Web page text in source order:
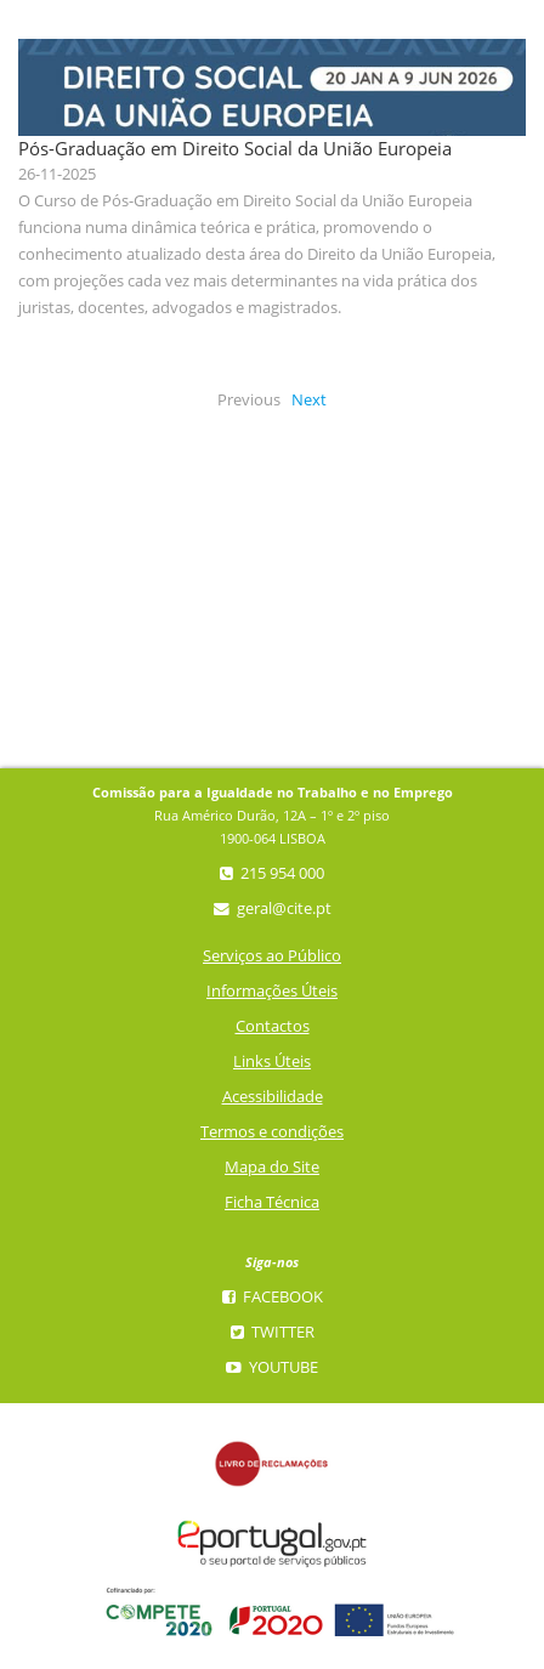
Pós-Graduação em Direito Social da União Europeia
26-11-2025
O Curso de Pós-Graduação em Direito Social da União Europeia
funciona numa dinâmica teórica e prática, promovendo o
conhecimento atualizado desta área do Direito da União Europeia,
com projeções cada vez mais determinantes na vida prática dos
juristas, docentes, advogados e magistrados.
Previous Next
Comissão para a Igualdade no Trabalho e no Emprego
Rua Américo Durão, 12A – 1º e 2º piso
1900-064 LISBOA
215 954 000
geral@cite.pt
Serviços ao Público
Informações Úteis
Contactos
Links Úteis
Acessibilidade
Termos e condições
Mapa do Site
Ficha Técnica
Siga-nos
FACEBOOK
TWITTER
YOUTUBE